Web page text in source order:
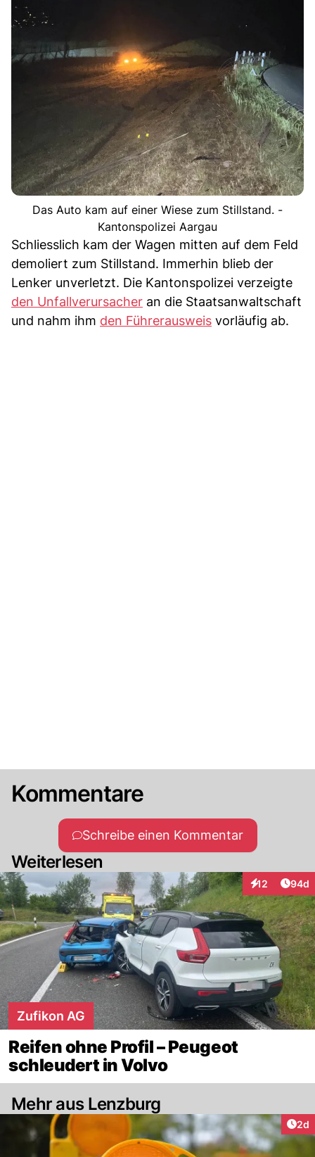
Das Auto kam auf einer Wiese zum Stillstand. -
Kantonspolizei Aargau
Schliesslich kam der Wagen mitten auf dem Feld
demoliert zum Stillstand. Immerhin blieb der
Lenker unverletzt. Die Kantonspolizei verzeigte
den Unfallverursacher an die Staatsanwaltschaft
und nahm ihm den Führerausweis vorläufig ab.
Kommentare
Schreibe einen Kommentar
Weiterlesen
12
Interaktionen
94d
Zufikon AG
Reifen ohne Profil – Peugeot
schleudert in Volvo
Mehr aus Lenzburg
2d